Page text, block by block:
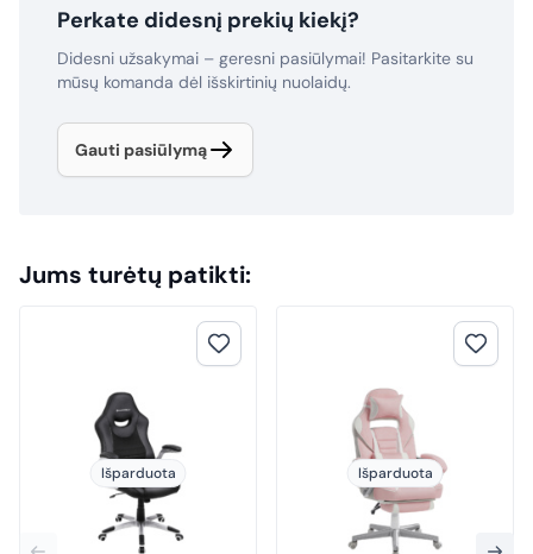
Perkate didesnį prekių kiekį?
Didesni užsakymai – geresni pasiūlymai! Pasitarkite su
mūsų komanda dėl išskirtinių nuolaidų.
Gauti pasiūlymą
Jums turėtų patikti:
Išparduota Išparduota